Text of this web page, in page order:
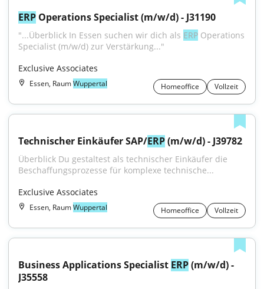
ERP Operations Specialist (m/w/d) - J31190
"...Überblick In Essen suchen wir dich als ERP Operations
Specialist (m/w/d) zur Verstärkung..."
Exclusive Associates
Essen, RaumWuppertal Homeoffice Vollzeit
Technischer Einkäufer SAP/ERP (m/w/d) - J39782
Überblick Du gestaltest als technischer Einkäufer die
Beschaffungsprozesse für komplexe technische...
Exclusive Associates
Essen, RaumWuppertal Homeoffice Vollzeit
Business Applications Specialist ERP (m/w/d) -
J35558